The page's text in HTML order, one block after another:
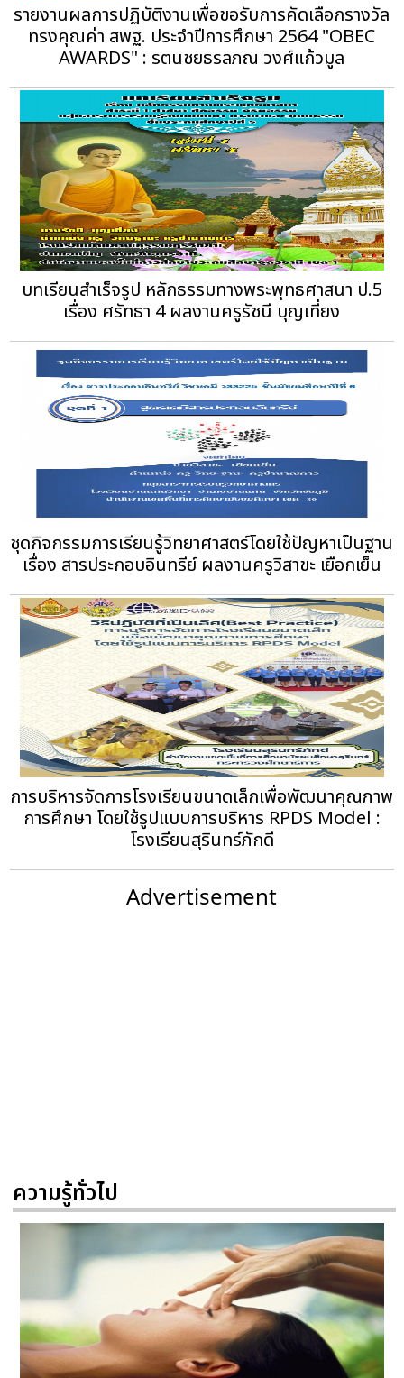
รายงานผลการปฏิบัติงานเพื่อขอรับการคัดเลือกรางวัล
ทรงคุณค่า สพฐ. ประจำปีการศึกษา 2564 "OBEC
AWARDS" : รตนชยธรลภณ วงศ์แก้วมูล
บทเรียนสำเร็จรูป หลักธรรมทางพระพุทธศาสนา ป.5
เรื่อง ศรัทธา 4 ผลงานครูรัชนี บุญเที่ยง
ชุดกิจกรรมการเรียนรู้วิทยาศาสตร์โดยใช้ปัญหาเป็นฐาน
เรื่อง สารประกอบอินทรีย์ ผลงานครูวิสาขะ เยือกเย็น
การบริหารจัดการโรงเรียนขนาดเล็กเพื่อพัฒนาคุณภาพ
การศึกษา โดยใช้รูปแบบการบริหาร RPDS Model :
โรงเรียนสุรินทร์ภักดี
Advertisement
ความรู้ทั่วไป